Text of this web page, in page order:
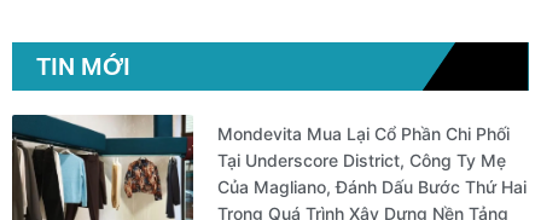
TIN MỚI
Mondevita Mua Lại Cổ Phần Chi Phối
Tại Underscore District, Công Ty Mẹ
Của Magliano, Đánh Dấu Bước Thứ Hai
Trong Quá Trình Xây Dựng Nền Tảng